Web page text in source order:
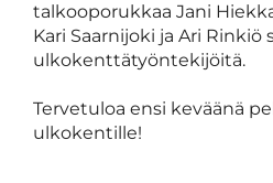
talkooporukkaa Jani
Kari Saarnijoki ja Ari Rinkiö
ulkokenttätyöntekijöitä.
Tervetuloa ensi keväänä
ulkokentille!